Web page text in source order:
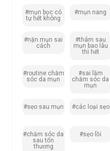
#mụn bọc có
tự hết không
#mụn nang
#nặn mụn sai
cách
#thâm sau
mụn bao lâu
thì hết
#routine chăm
sóc da mụn
#sai lầm
chăm sóc da
mụn
#sẹo sau mụn #các loại sẹo
#chăm sóc da
sau tổn
thương
#sẹo lồi